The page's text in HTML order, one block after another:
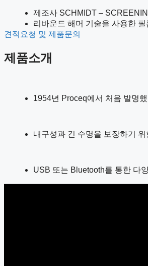
제조사 SCHMIDT –
리바운드 해머 기술을 사용한
견적요청 및 제품문의
제품소개
1954년 Proceq에서 처음 발명
내구성과 긴 수명을 보장하기
USB 또는 Bluetooth를 통한 다